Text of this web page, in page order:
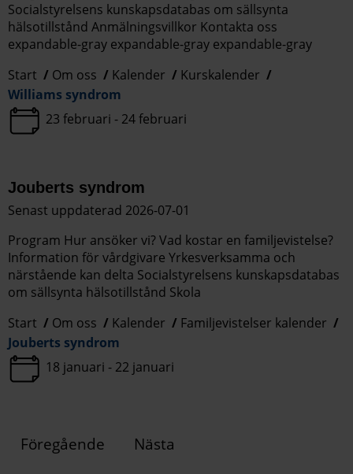
Socialstyrelsens kunskapsdatabas om sällsynta
hälsotillstånd Anmälningsvillkor Kontakta oss
expandable-gray expandable-gray expandable-gray
Start
Om oss Kalender
Kurskalender
Williams syndrom
23 februari - 24 februari
Jouberts syndrom
Senast uppdaterad 2026-07-01
Program Hur ansöker vi? Vad kostar en familjevistelse?
Information för vårdgivare Yrkesverksamma och
närstående kan delta Socialstyrelsens kunskapsdatabas
om sällsynta hälsotillstånd Skola
Start
Om oss Kalender
Familjevistelser kalender
Jouberts syndrom
18 januari - 22 januari
Föregående Nästa